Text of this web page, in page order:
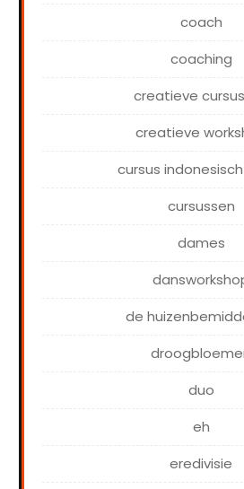
coach
coaching
creatieve
creatieve
cursus
cursussen
dames
de
duo
eh
eredivisie